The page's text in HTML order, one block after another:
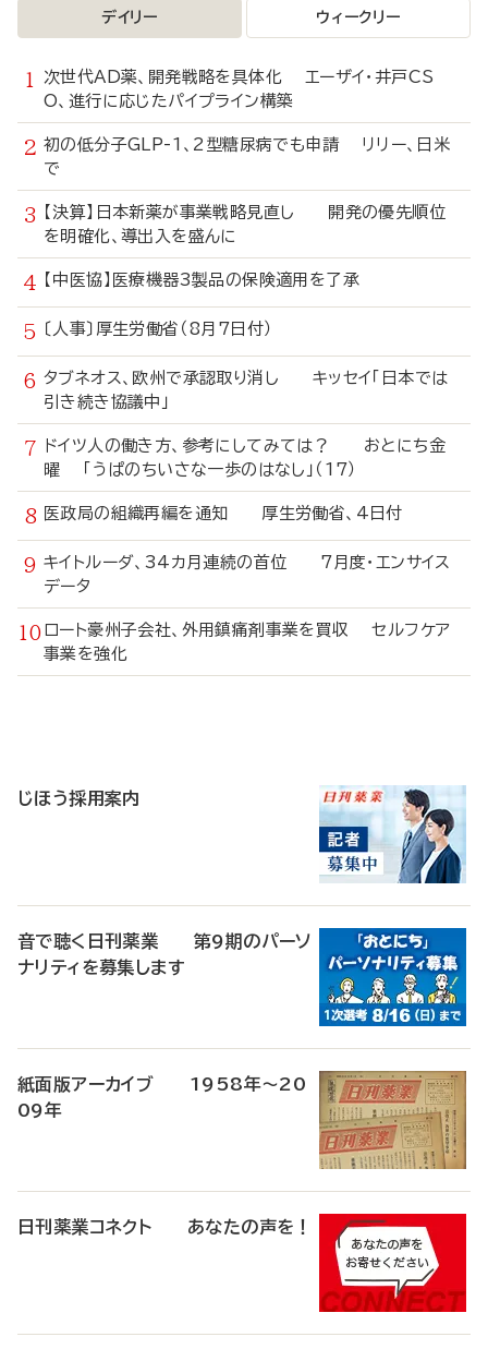
デイリー ウィークリー
次世代AD薬、開発戦略を具体化 エーザイ・井戸CS
O、進行に応じたパイプライン構築
初の低分子GLP-1、2型糖尿病でも申請 リリー、日米
で
【決算】日本新薬が事業戦略見直し 開発の優先順位
を明確化、導出入を盛んに
【中医協】医療機器3製品の保険適用を了承
〔人事〕厚生労働省（8月7日付）
タブネオス、欧州で承認取り消し キッセイ「日本では
引き続き協議中」
ドイツ人の働き方、参考にしてみては？ おとにち金
曜 「うぱのちいさな一歩のはなし」（17）
医政局の組織再編を通知 厚生労働省、4日付
キイトルーダ、34カ月連続の首位 7月度・エンサイス
データ
ロート豪州子会社、外用鎮痛剤事業を買収 セルフケア
事業を強化
じほう採用案内
音で聴く日刊薬業 第9期のパーソ
ナリティを募集します
紙面版アーカイブ 1958年～20
09年
日刊薬業コネクト あなたの声を！